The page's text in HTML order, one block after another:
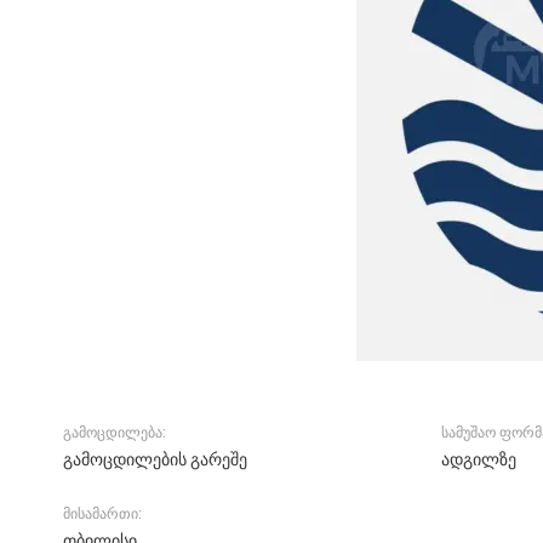
გამოცდილება:
გამოცდილების გარეშე
სამუშაო
ადგილზე
მისამართი: